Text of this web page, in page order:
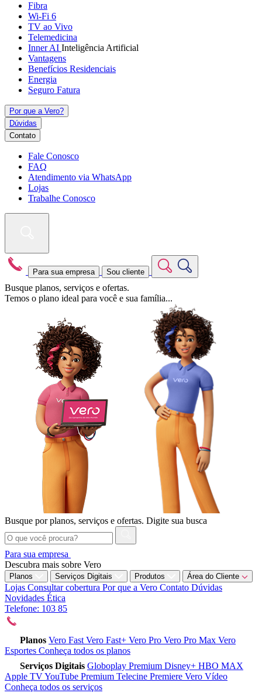
Fibra
Wi-Fi 6
TV ao Vivo
Telemedicina
Inner AI Inteligência Artificial
Vantagens
Benefícios Residenciais
Energia
Seguro Fatura
Por que a Vero?
Dúvidas
Contato
Fale Conosco
FAQ
Atendimento via WhatsApp
Lojas
Trabalhe Conosco
Para sua empresa Sou cliente
Busque planos, serviços e ofertas.
Temos o plano ideal para você e sua família...
Busque por planos, serviços e ofertas. Digite sua busca
Para sua empresa
Descubra mais sobre Vero
Planos Serviços Digitais Produtos Área do Cliente
Lojas Consultar cobertura Por que a Vero Contato Dúvidas
Novidades Ética
Telefone: 103 85
Planos Vero Fast Vero Fast+ Vero Pro Vero Pro Max Vero
Esportes Conheça todos os planos
Serviços Digitais Globoplay Premium Disney+ HBO MAX
Apple TVYouTube Premium Telecine Premiere Vero Vídeo
Conheça todos os serviços